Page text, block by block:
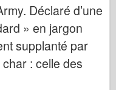
Déclaré d’une
» en jargon
supplanté par
: celle des